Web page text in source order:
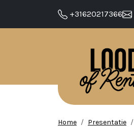
+31620217366
Home Presentatie